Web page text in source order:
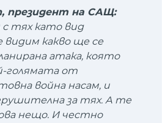
президент на САЩ:
с тях като вид
видим какво ще се
атака, която
голямата от
война насам, и
за тях. А те
нещо. И честно